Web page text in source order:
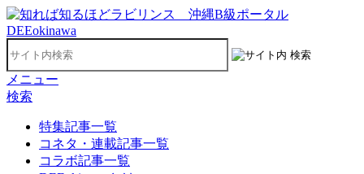
メニュー
検索
特集記事一覧
コネタ・連載記事一覧
コラボ記事一覧